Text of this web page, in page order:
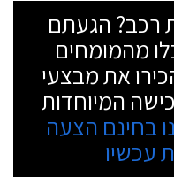
רכב? הגעתם
מהמומחים
את מבצעי
המיוחדות
בחינם הצעה
עכשיו